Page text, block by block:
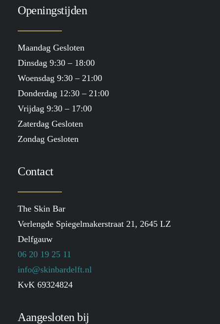
Openingstijden
Maandag Gesloten
Dinsdag 9:30 – 18:00
Woensdag 9:30 – 21:00
Donderdag 12:30 – 21:00
Vrijdag 9:30 – 17:00
Zaterdag Gesloten
Zondag Gesloten
Contact
The Skin Bar
Verlengde Spiegelmakerstraat 21, 2645 LZ
Delfgauw
06 20 19 25 11
info@skinbardelft.nl
KvK 69324824
Aangesloten bij